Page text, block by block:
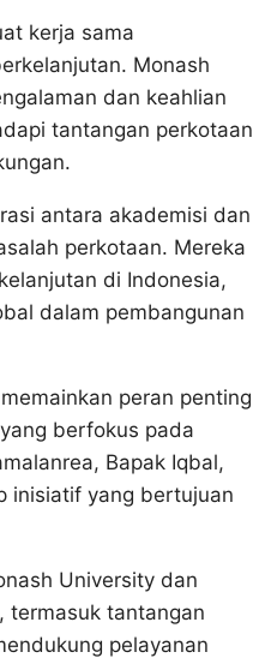
kerja sama
Monash
dan keahlian
tantangan perkotaan
antara akademisi dan
perkotaan. Mereka
di Indonesia,
dalam pembangunan
peran penting
berfokus pada
Bapak Iqbal,
inisiatif yang bertujuan
University dan
termasuk tantangan
pelayanan